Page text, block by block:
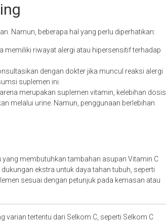
Namun, beberapa hal yang perlu diperhatikan:
memiliki riwayat alergi atau hipersensitif terhadap
dengan dokter jika muncul reaksi alergi
suplemen ini.
merupakan suplemen vitamin, kelebihan dosis
melalui urine. Namun, penggunaan berlebihan
membutuhkan tambahan asupan Vitamin C
ekstra untuk daya tahan tubuh, seperti
sesuai dengan petunjuk pada kemasan atau
tertentu dari Selkom C, seperti Selkom C